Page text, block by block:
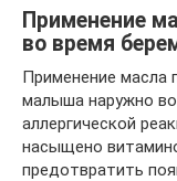
Применение
во время
Применение масла
малыша наружно
аллергической
насыщено
предотвратить